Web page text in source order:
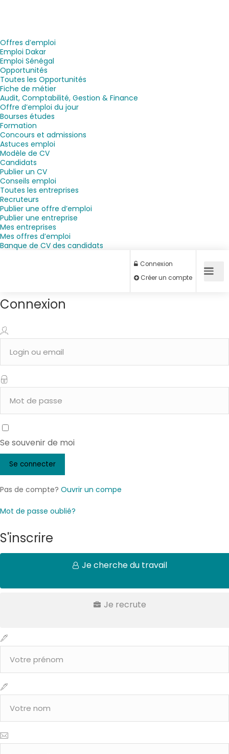
Offres d’emploi
Emploi Dakar
Emploi Sénégal
Opportunités
Toutes les Opportunités
Fiche de métier
Audit, Comptabilité, Gestion & Finance
Offre d’emploi du jour
Bourses études
Formation
Concours et admissions
Astuces emploi
Modèle de CV
Candidats
Publier un CV
Conseils emploi
Toutes les entreprises
Recruteurs
Publier une offre d’emploi
Publier une entreprise
Mes entreprises
Mes offres d’emploi
Banque de CV des candidats
Connexion
Se souvenir de moi
Pas de compte? Ouvrir un compe
Mot de passe oublié?
S'inscrire
Je cherche du travail
Je recrute